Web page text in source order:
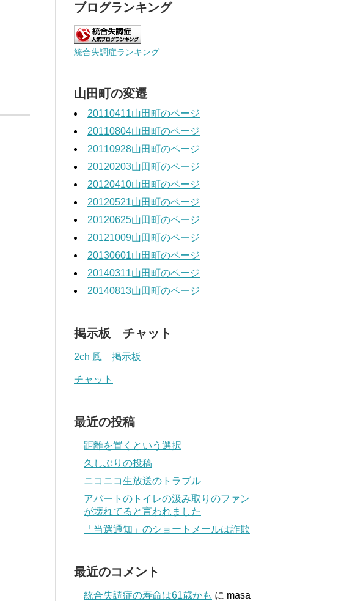
ブログランキング
統合失調症ランキング
山田町の変遷
20110411山田町のページ
20110804山田町のページ
20110928山田町のページ
20120203山田町のページ
20120410山田町のページ
20120521山田町のページ
20120625山田町のページ
20121009山田町のページ
20130601山田町のページ
20140311山田町のページ
20140813山田町のページ
掲示板 チャット
2ch 風 掲示板
チャット
最近の投稿
距離を置くという選択
久しぶりの投稿
ニコニコ生放送のトラブル
アパートのトイレの汲み取りのファン
が壊れてると言われました
「当選通知」のショートメールは詐欺
最近のコメント
統合失調症の寿命は61歳かも に masa